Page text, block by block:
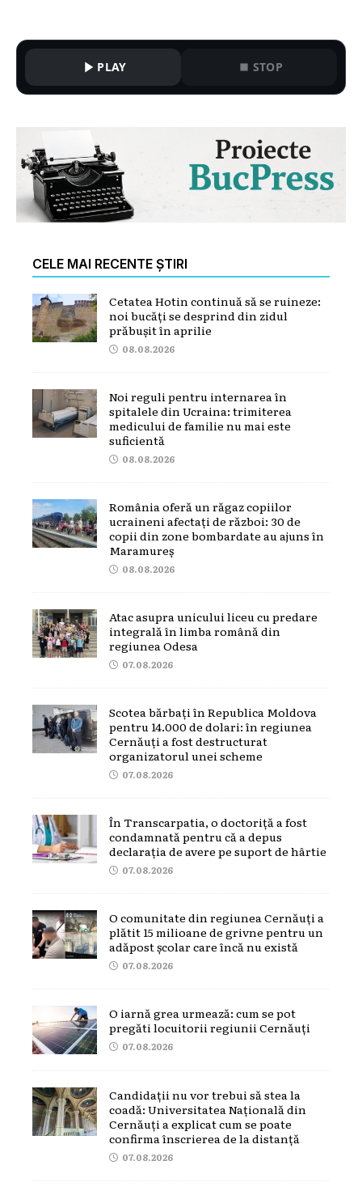
PLAY STOP
CELE MAI RECENTE ȘTIRI
Cetatea Hotin continuă să se ruineze:
noi bucăți se desprind din zidul
prăbușit în aprilie
08.08.2026
Noi reguli pentru internarea în
spitalele din Ucraina: trimiterea
medicului de familie nu mai este
suficientă
08.08.2026
România oferă un răgaz copiilor
ucraineni afectați de război: 30 de
copii din zone bombardate au ajuns în
Maramureș
08.08.2026
Atac asupra unicului liceu cu predare
integrală în limba română din
regiunea Odesa
07.08.2026
Scotea bărbați în Republica Moldova
pentru 14.000 de dolari: în regiunea
Cernăuți a fost destructurat
organizatorul unei scheme
07.08.2026
În Transcarpatia, o doctoriță a fost
condamnată pentru că a depus
declarația de avere pe suport de hârtie
07.08.2026
O comunitate din regiunea Cernăuți a
plătit 15 milioane de grivne pentru un
adăpost școlar care încă nu există
07.08.2026
O iarnă grea urmează: cum se pot
pregăti locuitorii regiunii Cernăuți
07.08.2026
Candidații nu vor trebui să stea la
coadă: Universitatea Națională din
Cernăuți a explicat cum se poate
confirma înscrierea de la distanță
07.08.2026